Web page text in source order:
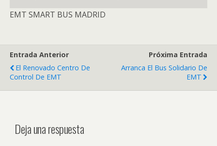
EMT SMART BUS MADRID
Entrada Anterior
El Renovado Centro De
Control De EMT
Próxima Entrada
Arranca El Bus Solidario De
EMT
Deja una respuesta